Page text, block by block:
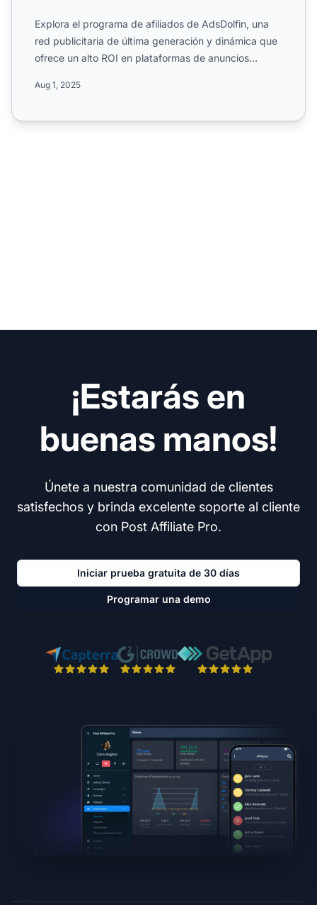
Explora el programa de afiliados de AdsDolfin, una
red publicitaria de última generación y dinámica que
ofrece un alto ROI en plataformas de anuncios
Aug 1, 2025
¡Estarás en
buenas manos!
Únete a nuestra comunidad de clientes
satisfechos y brinda excelente soporte al cliente
con Post Affiliate Pro.
Iniciar prueba gratuita de 30 días
Programar una demo